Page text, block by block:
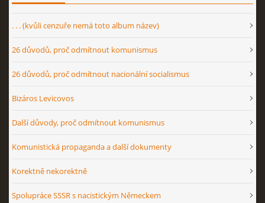
. . . (kvůli cenzuře nemá toto album název)
26 důvodů, proč odmítnout komunismus
26 důvodů, proč odmítnout nacionální socialismus
Bizáros Levicovos
Další důvody, proč odmítnout komunismus
Komunistická propaganda a další dokumenty
Korektně nekorektně
Spolupráce SSSR s nacistickým Německem